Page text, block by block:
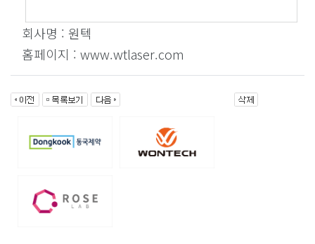
회사명 : 원텍
홈페이지 : www.wtlaser.com